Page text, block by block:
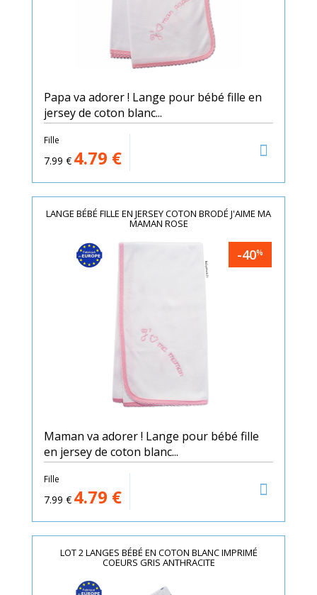
Papa va adorer ! Lange pour bébé fille en
jersey de coton blanc...
Fille
7.99 € 4.79 €
LANGE BÉBÉ FILLE EN JERSEY COTON BRODÉ J'AIME MA
MAMAN ROSE
-40%
Maman va adorer ! Lange pour bébé fille
en jersey de coton blanc...
Fille
7.99 € 4.79 €
LOT 2 LANGES BÉBÉ EN COTON BLANC IMPRIMÉ
COEURS GRIS ANTHRACITE